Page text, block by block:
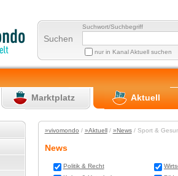
Suchen
Suchwort/Suchbegriff
nur in Kanal Aktuell suchen
Marktplatz Aktuell
»vivomondo / »Aktuell/ »News/ Sport &
News
Politik & Recht